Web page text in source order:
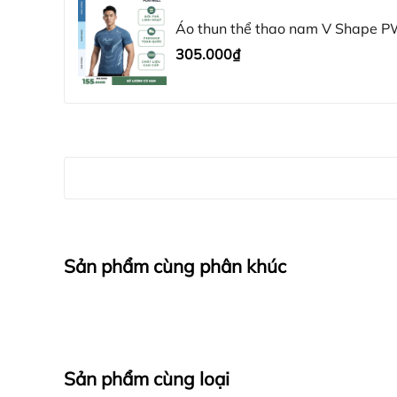
Giao hàng toàn quốc: 1–2 ngày (HCM),
Hashtags:
Áo thun thể thao nam V Shape
305.000₫
Sản phẩm cùng phân khúc
Sản phẩm cùng loại